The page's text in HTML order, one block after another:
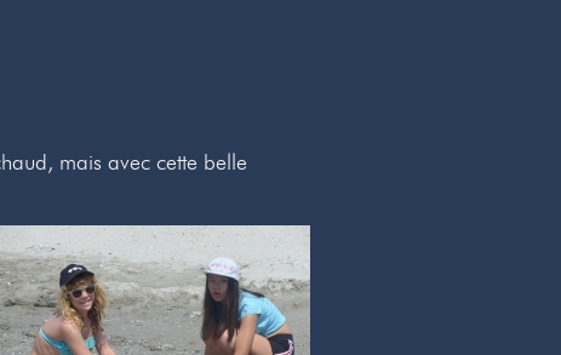
mais avec cette belle